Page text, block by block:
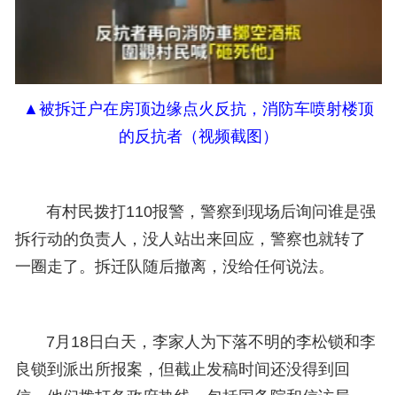
▲ 被拆迁户在房顶边缘点火反抗，消防车喷射楼顶
的反抗者 （视频截图）
有村民拨打110报警，警察到现场后询问谁是强
拆行动的负责人，没人站出来回应，警察也就转了
一圈走了。拆迁队随后撤离，没给任何说法。
7月18日白天，李家人为下落不明的李松锁和李
良锁到派出所报案，但截止发稿时间还没得到回